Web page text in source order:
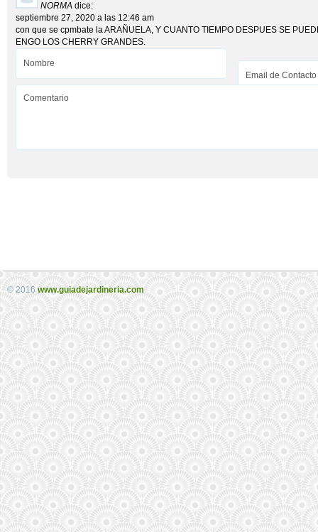
NORMA dice:
septiembre 27, 2020 a las 12:46 am
con que se cpmbate la ARAÑUELA, Y CUANTO TIEMPO DESPUES SE
ENGO LOS CHERRY GRANDES.
© 2016 www.guiadejardineria.com